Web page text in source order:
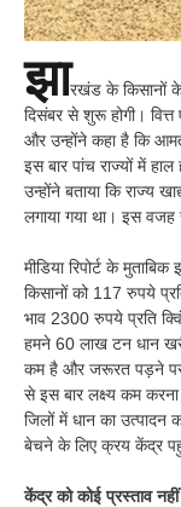
झारखंड के किसानों
दिसंबर से शुरू होगी। वित्त
और उन्होंने कहा है कि
इस बार पांच राज्यों में
उन्होंने बताया कि राज्य
लगाया गया था। इस वजह
मीडिया रिपोर्ट के
किसानों को 117 रुपये
भाव 2300 रुपये प्रति
हमने 60 लाख टन धान
कम है और जरूरत पड़ने पर
से इस बार लक्ष्य कम
जिलों में धान का उत्पादन
बेचने के लिए क्रय केंद्र
केंद्र को कोई प्रस्ताव